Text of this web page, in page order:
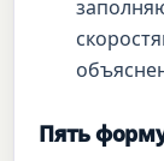
Пять